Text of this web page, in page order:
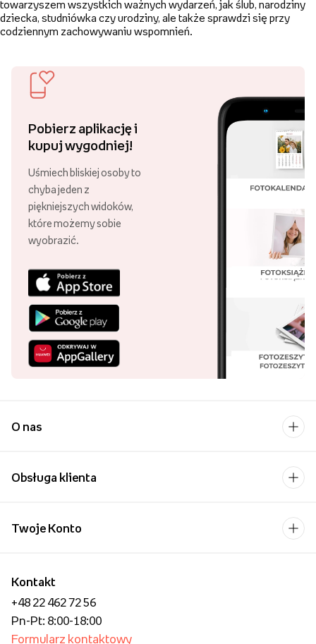
towarzyszem wszystkich ważnych wydarzeń, jak ślub, narodziny
dziecka, studniówka czy urodziny, ale także sprawdzi się przy
codziennym zachowywaniu wspomnień.
Pobierz aplikację i
kupuj wygodniej!
Uśmiech bliskiej osoby to
chyba jeden z
piękniejszych widoków,
które możemy sobie
wyobrazić.
O nas
Obsługa klienta
Kontakt
+48 22 462 72 56
Pn-Pt: 8:00-18:00
Formularz kontaktowy
Twoje Konto